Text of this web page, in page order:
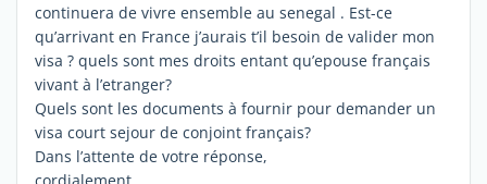
continuera de vivre ensemble au senegal . Est-ce
qu’arrivant en France j’aurais t’il besoin de valider mon
visa ? quels sont mes droits entant qu’epouse français
vivant à l’etranger?
Quels sont les documents à fournir pour demander un
visa court sejour de conjoint français?
Dans l’attente de votre réponse,